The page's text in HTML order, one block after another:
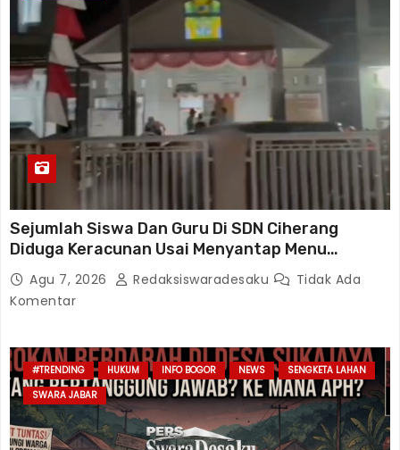
Sejumlah Siswa Dan Guru Di SDN Ciherang
Diduga Keracunan Usai Menyantap Menu
Program MBG, Puluhan Korban Dirawat Di
Puskesmas
Agu 7, 2026 Redaksiswaradesaku
Tidak Ada
Komentar
#TRENDING HUKUM INFO BOGOR NEWS
SENGKETA LAHAN
SWARA JABAR